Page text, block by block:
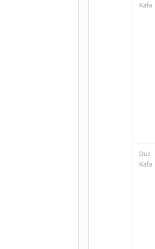
Kafa
Düz
Kafa